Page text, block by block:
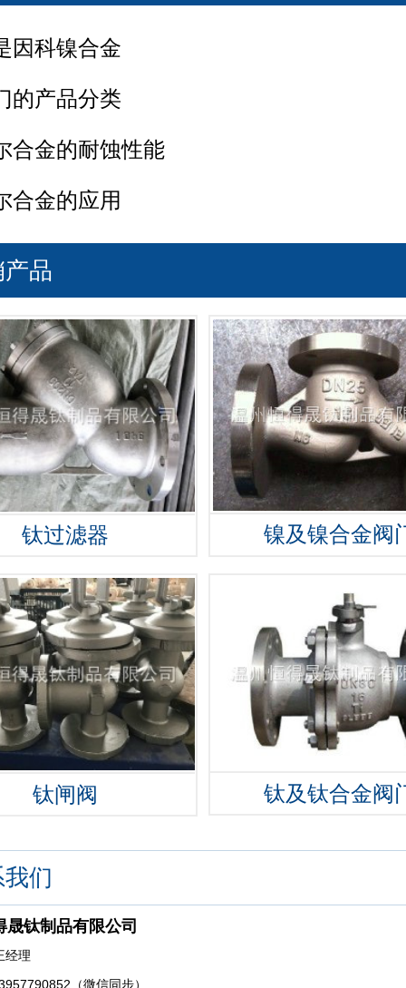
因科镍合金
的产品分类
合金的耐蚀性能
合金的应用
品
钛过滤器 镍及镍合金阀
钛闸阀 钛及钛合金阀
们
晟钛制品有限公司
经理
（微信同步）